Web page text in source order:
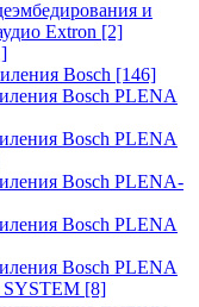
и
Extron [2]
Bosch [146]
Bosch PLENA
Bosch PLENA
Bosch PLENA-
Bosch PLENA
Bosch PLENA
[8]